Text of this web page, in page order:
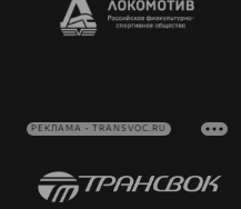
РЕКЛАМА • TRANSVOC.RU